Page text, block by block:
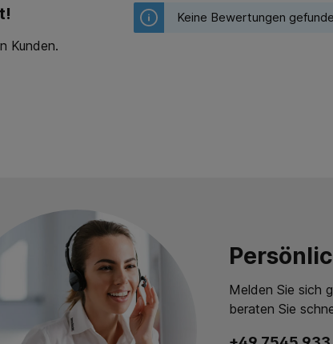
5 Sternen
Kunden.
Keine Bewertungen
Melden Sie sich
beraten Sie